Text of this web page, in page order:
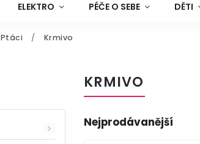
ELEKTRO PÉČE O SEBE DĚTI
Ptáci / Krmivo
KRMIVO
Nejprodávanější